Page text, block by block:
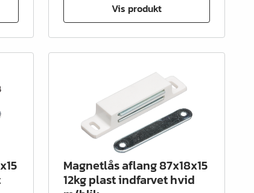
Vis produkt
Magnetlås aflang 87x18x15
12kg plast indfarvet hvid